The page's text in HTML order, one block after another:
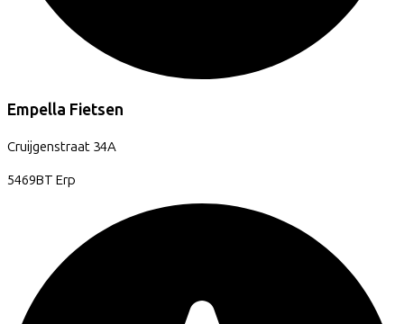
Empella Fietsen
Cruijgenstraat 34A
5469BT Erp